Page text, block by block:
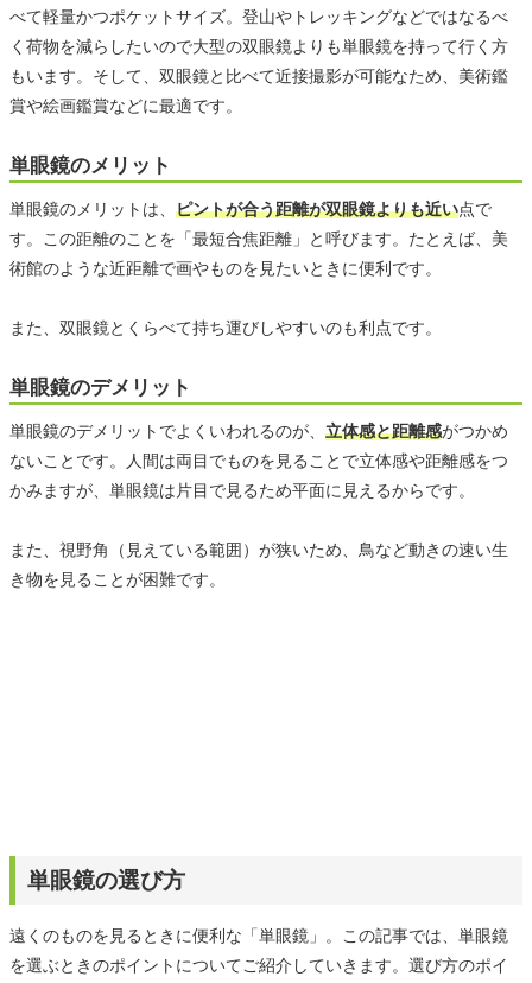
べて軽量かつポケットサイズ。登山やトレッキングなどではなるべ
く荷物を減らしたいので大型の双眼鏡よりも単眼鏡を持って行く方
もいます。そして、双眼鏡と比べて近接撮影が可能なため、美術鑑
賞や絵画鑑賞などに最適です。
単眼鏡のメリット
単眼鏡のメリットは、 ピントが合う距離が双眼鏡よりも近い点で
す。この距離のことを「最短合焦距離」と呼びます。たとえば、美
術館のような近距離で画やものを見たいときに便利です。
また、双眼鏡とくらべて持ち運びしやすいのも利点です。
単眼鏡のデメリット
単眼鏡のデメリットでよくいわれるのが、 立体感と距離感がつかめ
ないことです。人間は両目でものを見ることで立体感や距離感をつ
かみますが、単眼鏡は片目で見るため平面に見えるからです。
また、視野角（見えている範囲）が狭いため、鳥など動きの速い生
き物を見ることが困難です。
単眼鏡の選び方
遠くのものを見るときに便利な「単眼鏡」。この記事では、単眼鏡
を選ぶときのポイントについてご紹介していきます。選び方のポイ